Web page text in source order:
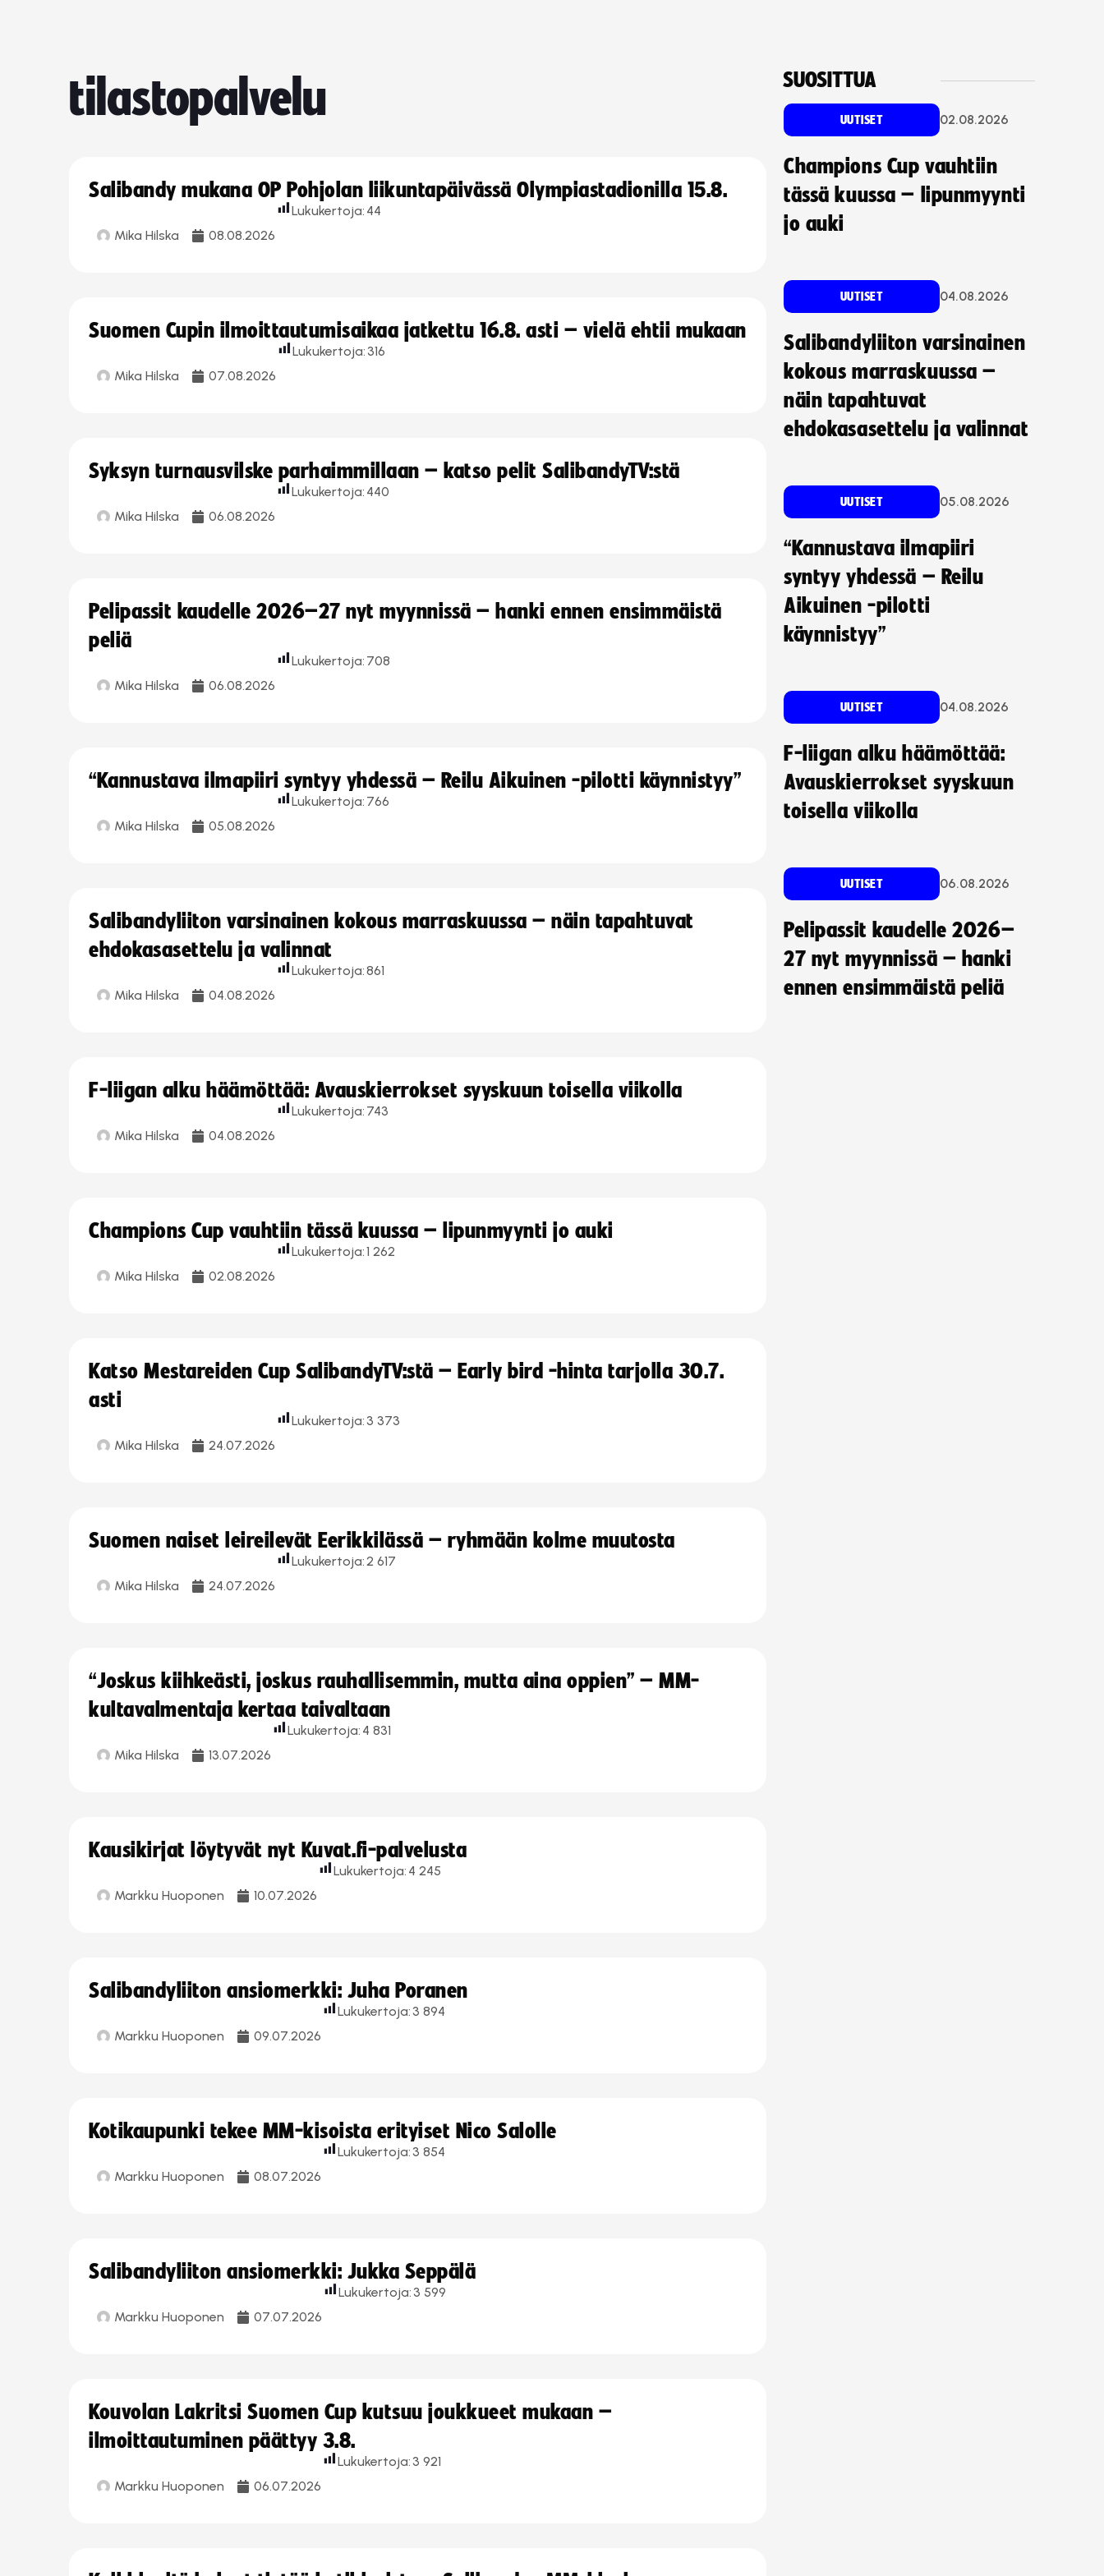
tilastopalvelu
Salibandy mukana OP Pohjolan liikuntapäivässä Olympiastadionilla 15.8.
Mika Hilska 08.08.2026
Lukukertoja: 44
Suomen Cupin ilmoittautumisaikaa jatkettu 16.8. asti – vielä ehtii mukaan
Mika Hilska 07.08.2026
Lukukertoja: 316
Syksyn turnausvilske parhaimmillaan – katso pelit SalibandyTV:stä
Mika Hilska 06.08.2026
Lukukertoja: 440
Pelipassit kaudelle 2026–27 nyt myynnissä – hanki ennen ensimmäistä
peliä
Mika Hilska 06.08.2026
Lukukertoja: 708
“Kannustava ilmapiiri syntyy yhdessä – Reilu Aikuinen -pilotti käynnistyy”
Mika Hilska 05.08.2026
Lukukertoja: 766
Salibandyliiton varsinainen kokous marraskuussa – näin tapahtuvat
ehdokasasettelu ja valinnat
Mika Hilska 04.08.2026
Lukukertoja:861
F-liigan alku häämöttää: Avauskierrokset syyskuun toisella viikolla
Mika Hilska 04.08.2026
Lukukertoja: 743
Champions Cup vauhtiin tässä kuussa – lipunmyynti jo auki
Mika Hilska 02.08.2026
Lukukertoja:1 262
Katso Mestareiden Cup SalibandyTV:stä – Early bird -hinta tarjolla 30.7.
asti
Mika Hilska 24.07.2026
Lukukertoja: 3 373
Suomen naiset leireilevät Eerikkilässä – ryhmään kolme muutosta
Mika Hilska 24.07.2026
Lukukertoja:2 617
“Joskus kiihkeästi, joskus rauhallisemmin, mutta aina oppien” – MM-
kultavalmentaja kertaa taivaltaan
Mika Hilska 13.07.2026
Lukukertoja: 4 831
Kausikirjat löytyvät nyt Kuvat.fi-palvelusta
Markku Huoponen 10.07.2026
Lukukertoja: 4 245
Salibandyliiton ansiomerkki: Juha Poranen
Markku Huoponen 09.07.2026
Lukukertoja: 3 894
Kotikaupunki tekee MM-kisoista erityiset Nico Salolle
Markku Huoponen 08.07.2026
Lukukertoja: 3 854
Salibandyliiton ansiomerkki: Jukka Seppälä
Markku Huoponen 07.07.2026
Lukukertoja: 3 599
Kouvolan Lakritsi Suomen Cup kutsuu joukkueet mukaan –
ilmoittautuminen päättyy 3.8.
Markku Huoponen 06.07.2026
Lukukertoja: 3 921
SUOSITTUA
UUTISET 02.08.2026
Champions Cup vauhtiin
tässä kuussa – lipunmyynti
jo auki
UUTISET 04.08.2026
Salibandyliiton varsinainen
kokous marraskuussa –
näin tapahtuvat
ehdokasasettelu ja valinnat
UUTISET 05.08.2026
“Kannustava ilmapiiri
syntyy yhdessä – Reilu
Aikuinen -pilotti
käynnistyy”
UUTISET 04.08.2026
F-liigan alku häämöttää:
Avauskierrokset syyskuun
toisella viikolla
UUTISET 06.08.2026
Pelipassit kaudelle 2026–
27 nyt myynnissä – hanki
ennen ensimmäistä peliä